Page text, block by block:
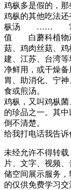
鸡枞多是假的，
鸡枞的其他吃
枞汤 …… 常见
值 白蘑科植物鸡
菇、鸡肉丝菇、
建、江苏、台湾
净鲜用，或干燥
胃、助消化、宁
食或煎汤。
鸡枞，又叫鸡枞
的珍品之一。其
倒不清楚。
给我打电话我告诉
未经允许不得转
片、文字、视频
储空间展示服务
的仅供免费学习